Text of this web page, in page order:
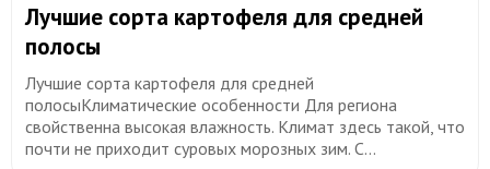
Лучшие сорта картофеля для средней
полосы
Лучшие сорта картофеля для средней
полосыКлиматические особенности Для региона
свойственна высокая влажность. Климат здесь такой, что
почти не приходит суровых морозных зим. С...